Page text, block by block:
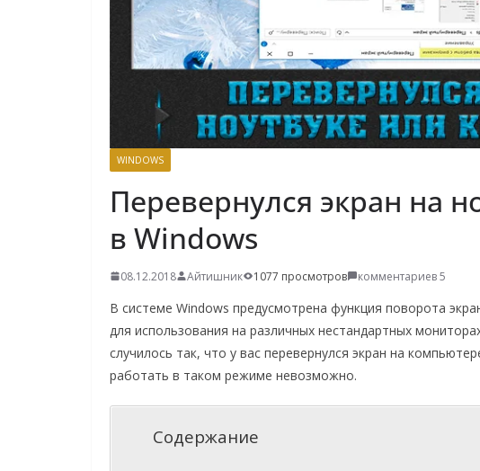
WINDOWS
Перевернулся экран на
в Windows
08.12.2018 Айтишник 1077 просмотров комментариев 5
В системе Windows предусмотрена функция поворота
для использования на различных нестандартных
случилось так, что у вас перевернулся экран на
работать в таком режиме невозможно.
Содержание